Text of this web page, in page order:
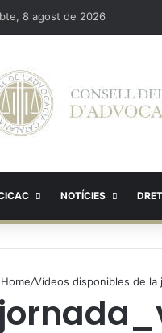
8 agost de 2026
NOTÍCIES
Home/Vídeos disponibles de la